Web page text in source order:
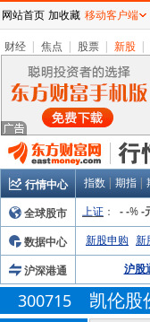
财经 | 焦点 | 股票 | 新股 |
行情中心 指数 | 期指 |
全球股市
上证 ： - -% -
数据中心
新股申购 新
沪深港通
沪股
300715 凯伦股
网站首页 加收藏 移动客户端